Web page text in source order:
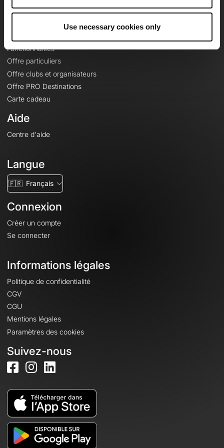
Use necessary cookies only
Fonctionnalités
Offre particuliers
Offre clubs et organisateurs
Offre PRO Destinations
Carte cadeau
Aide
Centre d'aide
Langue
🇫🇷 Français
Connexion
Créer un compte
Se connecter
Informations légales
Politique de confidentialité
CGV
CGU
Mentions légales
Paramètres des cookies
Suivez-nous